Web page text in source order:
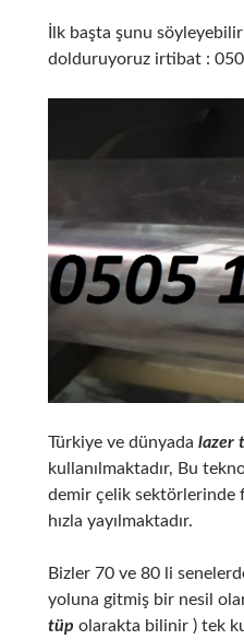
İlk başta şunu
dolduruyoruz irtibat :
Türkiye ve dünyada lazer
kullanılmaktadır, Bu
demir çelik sektörlerinde
hızla yayılmaktadır.
Bizler 70 ve 80 li
yoluna gitmiş bir nesil
tüp olarakta bilinir ) tek